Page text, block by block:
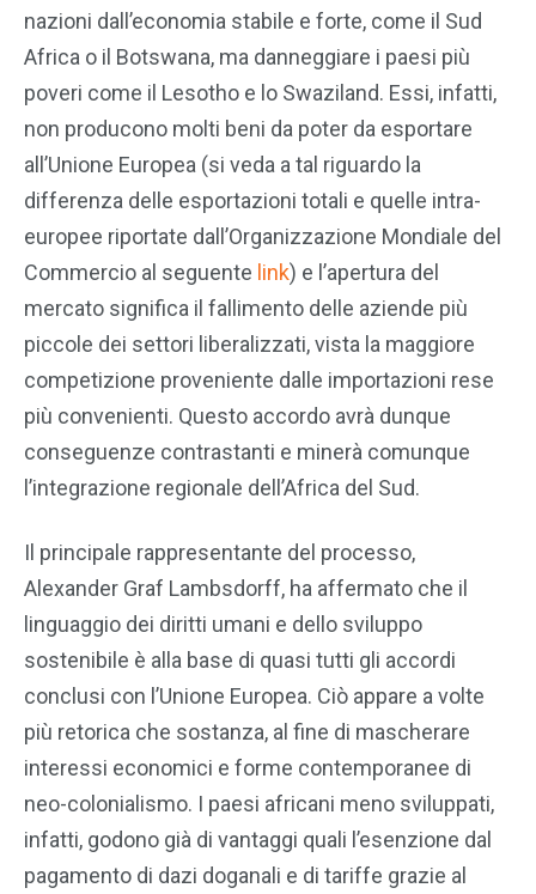
nazioni dall’economia stabile e forte, come il Sud
Africa o il Botswana, ma danneggiare i paesi più
poveri come il Lesotho e lo Swaziland. Essi, infatti,
non producono molti beni da poter da esportare
all’Unione Europea (si veda a tal riguardo la
differenza delle esportazioni totali e quelle intra-
europee riportate dall’Organizzazione Mondiale del
Commercio al seguente link) e l’apertura del
mercato significa il fallimento delle aziende più
piccole dei settori liberalizzati, vista la maggiore
competizione proveniente dalle importazioni rese
più convenienti. Questo accordo avrà dunque
conseguenze contrastanti e minerà comunque
l’integrazione regionale dell’Africa del Sud.
Il principale rappresentante del processo,
Alexander Graf Lambsdorff, ha affermato che il
linguaggio dei diritti umani e dello sviluppo
sostenibile è alla base di quasi tutti gli accordi
conclusi con l’Unione Europea. Ciò appare a volte
più retorica che sostanza, al fine di mascherare
interessi economici e forme contemporanee di
neo-colonialismo. I paesi africani meno sviluppati,
infatti, godono già di vantaggi quali l’esenzione dal
pagamento di dazi doganali e di tariffe grazie al